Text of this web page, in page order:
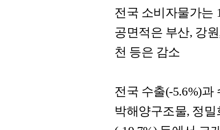
전국 소비자물가는
공면적은 부산, 강
천 등은 감소
전국 수출(-5.6%)과
박해양구조물, 정